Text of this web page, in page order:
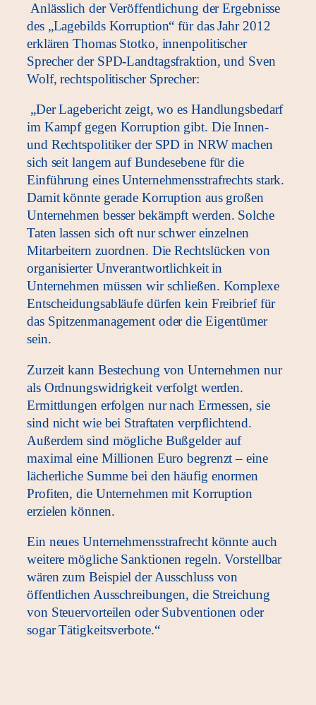
Anlässlich der Veröffentlichung der Ergebnisse
des „Lagebilds Korruption“ für das Jahr 2012
erklären Thomas Stotko, innenpolitischer
Sprecher der SPD-Landtagsfraktion, und Sven
Wolf, rechtspolitischer Sprecher:
„Der Lagebericht zeigt, wo es Handlungsbedarf
im Kampf gegen Korruption gibt. Die Innen-
und Rechtspolitiker der SPD in NRW machen
sich seit langem auf Bundesebene für die
Einführung eines Unternehmensstrafrechts stark.
Damit könnte gerade Korruption aus großen
Unternehmen besser bekämpft werden. Solche
Taten lassen sich oft nur schwer einzelnen
Mitarbeitern zuordnen. Die Rechtslücken von
organisierter Unverantwortlichkeit in
Unternehmen müssen wir schließen. Komplexe
Entscheidungsabläufe dürfen kein Freibrief für
das Spitzenmanagement oder die Eigentümer
sein.
Zurzeit kann Bestechung von Unternehmen nur
als Ordnungswidrigkeit verfolgt werden.
Ermittlungen erfolgen nur nach Ermessen, sie
sind nicht wie bei Straftaten verpflichtend.
Außerdem sind mögliche Bußgelder auf
maximal eine Millionen Euro begrenzt – eine
lächerliche Summe bei den häufig enormen
Profiten, die Unternehmen mit Korruption
erzielen können.
Ein neues Unternehmensstrafrecht könnte auch
weitere mögliche Sanktionen regeln. Vorstellbar
wären zum Beispiel der Ausschluss von
öffentlichen Ausschreibungen, die Streichung
von Steuervorteilen oder Subventionen oder
sogar Tätigkeitsverbote.“